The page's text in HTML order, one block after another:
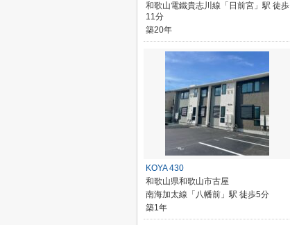
和歌山電鐵貴志川線「日前宮」駅 徒歩
11分
築20年
KOYA 430
和歌山県和歌山市古屋
南海加太線「八幡前」駅 徒歩5分
築1年